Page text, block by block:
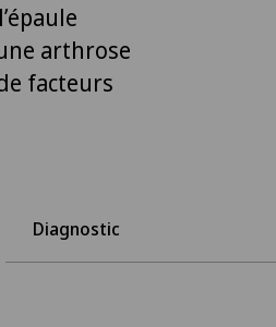
arthrose
facteurs
Diagnostic